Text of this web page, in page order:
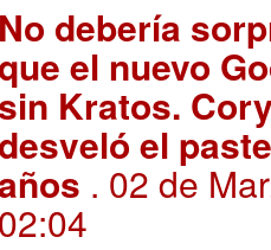
No debería
el nuevo
sin Kratos.
el
. 02 de
02:04